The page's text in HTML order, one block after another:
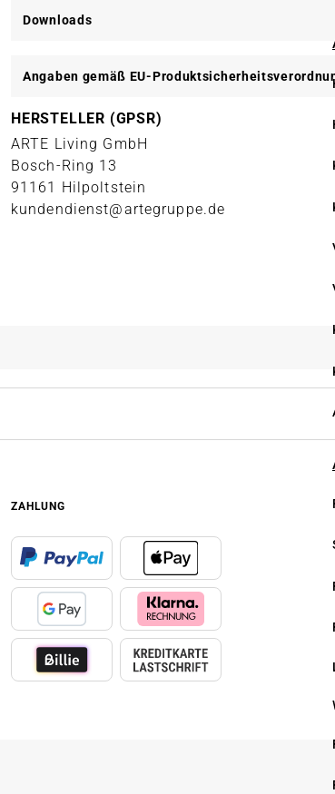
Downloads
Angaben gemäß EU-
HERSTELLER (GPSR)
ARTE Living GmbH
Bosch-Ring 13
91161 Hilpoltstein
kundendienst@artegruppe.de
ZAHLUNG